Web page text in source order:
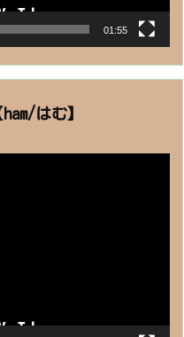
01:55
はむ】